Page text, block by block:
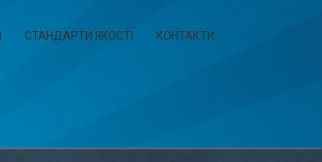
СТАНДАРТИ ЯКОСТІ КОНТАКТИ